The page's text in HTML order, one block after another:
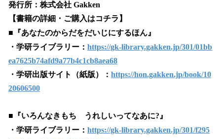
発行所：株式会社 Gakken
【書籍の詳細・ご購入はコチラ】
■『あなたのからだをだいじにするほん』
・学研ライブラリー： https://gk-library.gakken.jp/301/01bb
ea7625b74afd9a77b4c1cb8aea68
・学研出版サイト（紙版）： https://hon.gakken.jp/book/10
20606500
■『いろんなきもち うれしいってなあに?』
・学研ライブラリー： https://gk-library.gakken.jp/301/f295